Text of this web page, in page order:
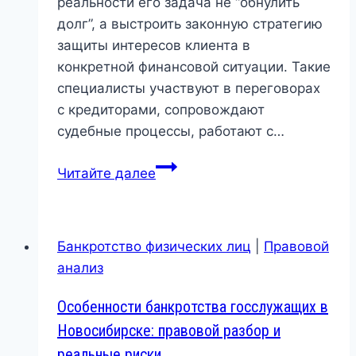
долг”, а выстроить законную стратегию
защиты интересов клиента в
конкретной финансовой ситуации. Такие
специалисты участвуют в переговорах
с кредиторами, сопровождают
судебные процессы, работают с…
Читайте далееЮрист
в
реально
помогает
Банкротство физических лиц
Правовой
анализ
Особенности банкротства госслужащих в
Новосибирске: правовой разбор и